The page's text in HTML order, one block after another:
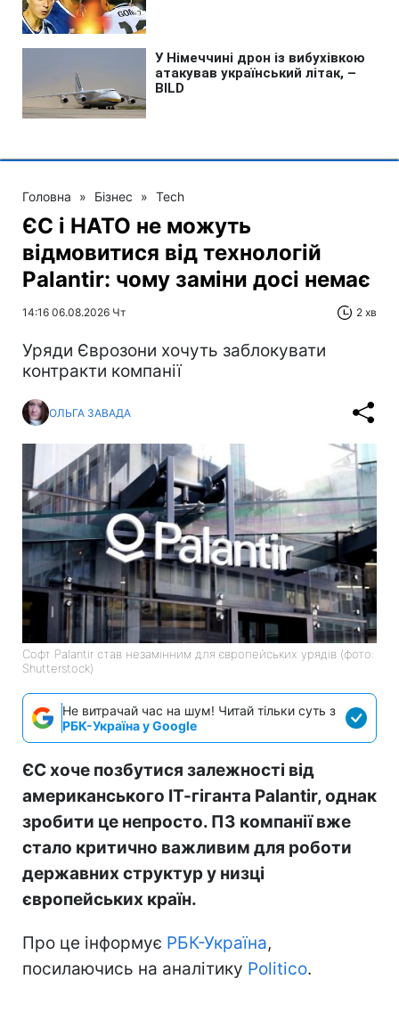
Головна » Бізнес » Tech
ЄС і НАТО не можуть
відмовитися від технологій
Palantir: чому заміни досі немає
14:16 06.08.2026 Чт 2 хв
Уряди Єврозони хочуть заблокувати
контракти компанії
ОЛЬГА ЗАВАДА
Софт Palantir став незамінним для європейських урядів (фото:
Shutterstock)
Не витрачай час на шум! Читай тільки суть з
РБК-Україна у Google
ЄС хоче позбутися залежності від
американського ІТ-гіганта Palantir, однак
зробити це непросто. ПЗ компанії вже
стало критично важливим для роботи
державних структур у низці
європейських країн.
Про це інформує РБК-Україна,
посилаючись на аналітику Politico.